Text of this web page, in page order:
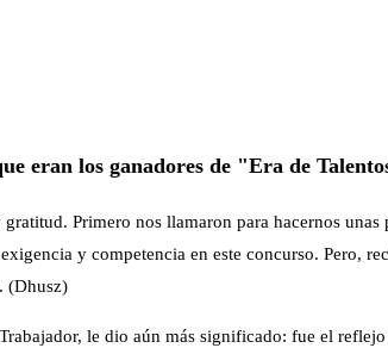
eran los ganadores de "Era de
Primero nos llamaron para hacernos
y competencia en este concurso. Pero,
(Dhusz)
le dio aún más significado: fue el